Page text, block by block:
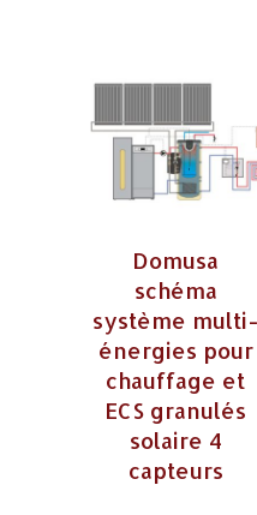
Domusa
schéma
système multi-
énergies pour
chauffage et
ECS granulés
solaire 4
capteurs